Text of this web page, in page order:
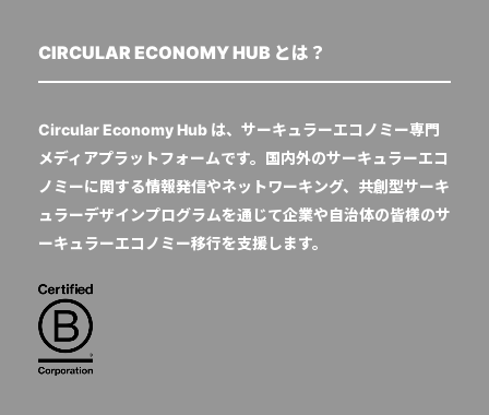
CIRCULAR ECONOMY HUB とは？
Circular Economy Hub は、サーキュラーエコノミー専門
メディアプラットフォームです。国内外のサーキュラーエコ
ノミーに関する情報発信やネットワーキング、共創型サーキ
ュラーデザインプログラムを通じて企業や自治体の皆様のサ
ーキュラーエコノミー移行を支援します。